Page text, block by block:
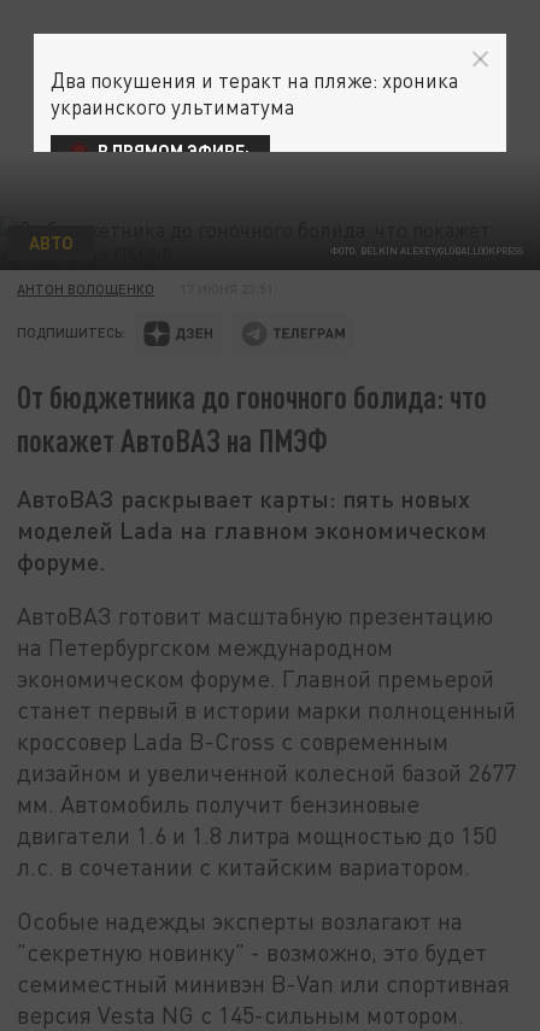
ФОТО: BELKIN ALEXEY/GLOBALLOOKPRESS
АВТО
АНТОН ВОЛОЩЕНКО
ПОДПИШИТЕСЬ:
От бюджетника до гоночного болида: что
покажет АвтоВАЗ на ПМЭФ
АвтоВАЗ раскрывает карты: пять новых
моделей Lada на главном экономическом
форуме.
АвтоВАЗ готовит масштабную презентацию
на Петербургском международном
экономическом форуме. Главной премьерой
станет первый в истории марки полноценный
кроссовер Lada B-Cross с современным
дизайном и увеличенной колесной базой 2677
мм. Автомобиль получит бензиновые
двигатели 1.6 и 1.8 литра мощностью до 150
л.с. в сочетании с китайским вариатором.
Особые надежды эксперты возлагают на
"секретную новинку" - возможно, это будет
семиместный минивэн B-Van или спортивная
версия Vesta NG с 145-сильным мотором.
Два покушения и теракт на пляже: хроника
украинского ультиматума
В ПРЯМОМ ЭФИРЕ: